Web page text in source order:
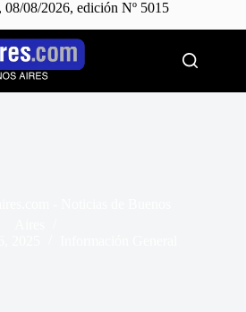
08/08/2026, edición Nº 5015